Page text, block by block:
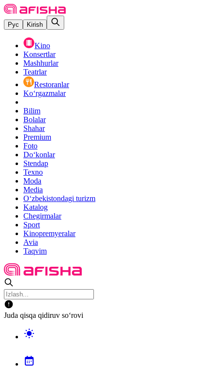
Рус Kirish
Kino
Konsertlar
Mashhurlar
Teatrlar
Restoranlar
Ko‘rgazmalar
Bilim
Bolalar
Shahar
Premium
Foto
Do‘konlar
Stendap
Texno
Moda
Media
O‘zbekistondagi turizm
Katalog
Chegirmalar
Sport
Kinopremyeralar
Avia
Taqvim
Juda qisqa qidiruv so‘rovi